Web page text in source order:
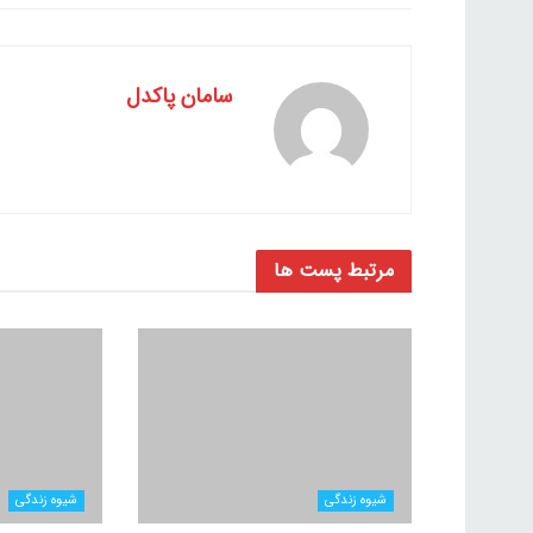
سامان پاکدل
مرتبط پست ها
شیوه زندگی شیوه زندگی